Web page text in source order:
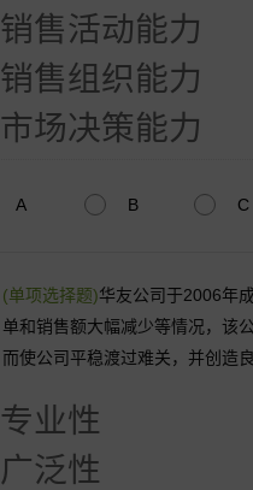
销售活动能力
销售组织能力
市场决策能力
A B C
(单项选择题)华友公司于2006年
单和销售额大幅减少等情况，该
而使公司平稳渡过难关，并创造
专业性
广泛性